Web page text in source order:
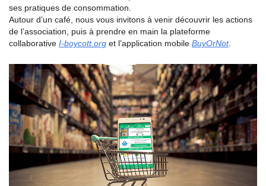
ses pratiques de consommation.
Autour d’un café, nous vous invitons à venir découvrir les actions
de l’association, puis à prendre en main la plateforme
collaborative I-boycott.org et l’application mobile BuyOrNot.